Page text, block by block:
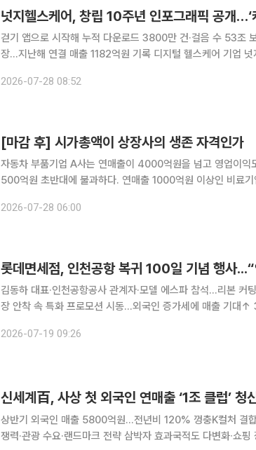
걷기 앱으로 시작해 누적 다운로드 3800만 건·걸음 수 53조
장…지난해 연결 매출 1182억원 기록 디지털 헬스케어 기업 넛지헬스케어가 창립 10주년을 맞아 걷
2026-07-28 08:52
[마감 후] 시가총액이 상장사의 생존 자격인가
자동차 부품기업 A사는 연매출이 4000억원을 넘고 영업이익
500억원 초반대에 불과하다. 연매출 1000억원 이상인 비료
들 기업의 주가순자산비율(PBR)은 0.3~0.4배 수준에 머물
2026-07-28 06:00
롯데면세점, 인천공항 복귀 100일 기념 행사
김동하 대표·인천공항공사 관계자·모델 에스파 참석...리본
장 안착 속 특화 프로모션 시동…외국인 증가세에 매출 기대↑ 3년 만에 인천국제공항에 복귀한 롯
을 맞아 제2터미널 출국장에서 기념행사를 개최했다고 19일 밝
2026-07-19 09:26
신세계百, 사상 첫 외국인 연매출 ‘1조 클럽’ 청
상반기 외국인 매출 5800억원...전년비 120% 껑충K컬처 결
쟁력·관광 수요·랜드마크 전략 삼박자 효과국적도 다변화∙쇼핑 장르도 다양해